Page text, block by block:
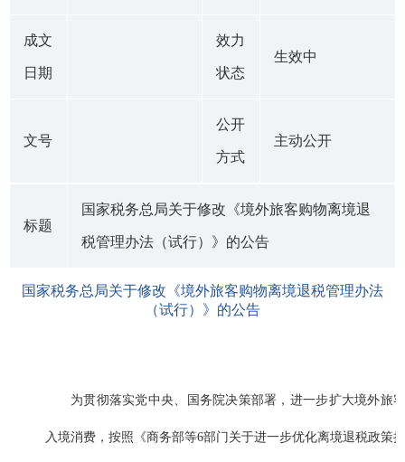
成文
日期
效力
状态
生效中
文号
公开
方式
主动公开
标题
国家税务总局关于修改《境外旅客购物离境退
税管理办法（试行）》的公告
国家税务总局关于修改《境外旅客购物离境退税管理办法
（试行）》的公告
为贯彻落实党中央、国务院决策部署，进一步扩大境外旅客
入境消费，按照《商务部等6部门关于进一步优化离境退税政策扩